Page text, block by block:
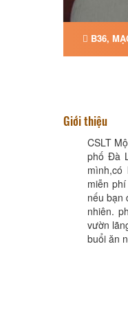
B36,
Giới thiệu
CSLT
phố Đà
miễn
nếu bạn
nhiên.
vườn
buổi ăn